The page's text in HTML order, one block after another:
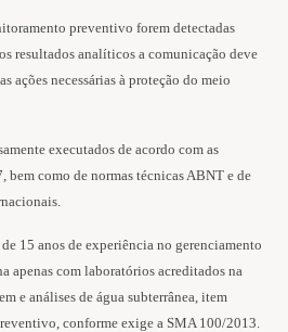
preventivo forem detectadas
resultados analíticos a comunicação deve
ações necessárias à proteção do meio
executados de acordo com as
bem como de normas técnicas ABNT e de
15 anos de experiência no gerenciamento
apenas com laboratórios acreditados na
e análises de água subterrânea, item
conforme exige a SMA 100/2013.